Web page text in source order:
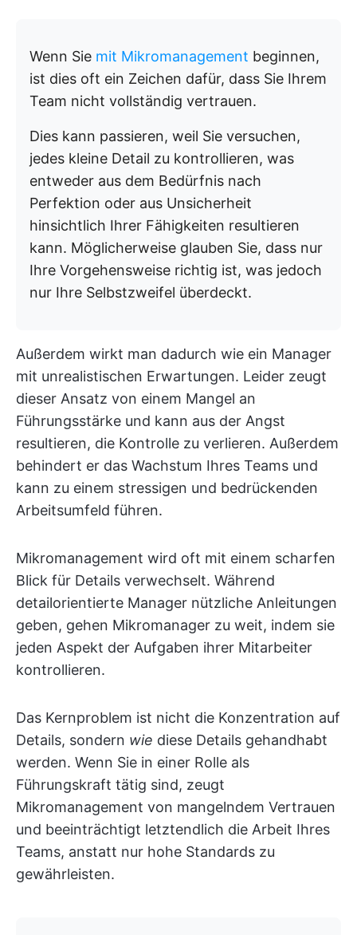
Wenn Sie mit Mikromanagement beginnen,
ist dies oft ein Zeichen dafür, dass Sie Ihrem
Team nicht vollständig vertrauen.
Dies kann passieren, weil Sie versuchen,
jedes kleine Detail zu kontrollieren, was
entweder aus dem Bedürfnis nach
Perfektion oder aus Unsicherheit
hinsichtlich Ihrer Fähigkeiten resultieren
kann. Möglicherweise glauben Sie, dass nur
Ihre Vorgehensweise richtig ist, was jedoch
nur Ihre Selbstzweifel überdeckt.
Außerdem wirkt man dadurch wie ein Manager
mit unrealistischen Erwartungen. Leider zeugt
dieser Ansatz von einem Mangel an
Führungsstärke und kann aus der Angst
resultieren, die Kontrolle zu verlieren. Außerdem
behindert er das Wachstum Ihres Teams und
kann zu einem stressigen und bedrückenden
Arbeitsumfeld führen.
Mikromanagement wird oft mit einem scharfen
Blick für Details verwechselt. Während
detailorientierte Manager nützliche Anleitungen
geben, gehen Mikromanager zu weit, indem sie
jeden Aspekt der Aufgaben ihrer Mitarbeiter
kontrollieren.
Das Kernproblem ist nicht die Konzentration auf
Details, sondern wie diese Details gehandhabt
werden. Wenn Sie in einer Rolle als
Führungskraft tätig sind, zeugt
Mikromanagement von mangelndem Vertrauen
und beeinträchtigt letztendlich die Arbeit Ihres
Teams, anstatt nur hohe Standards zu
gewährleisten.